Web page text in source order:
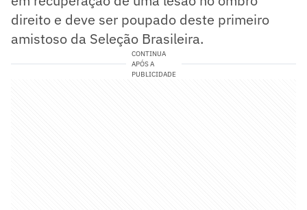
direito e deve ser poupado deste primeiro
amistoso da Seleção Brasileira.
CONTINUA
APÓS A
PUBLICIDADE